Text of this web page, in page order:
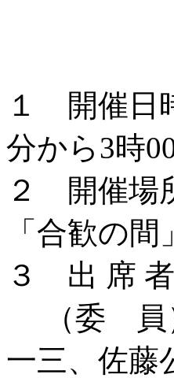
１ 開催日
分から3時
２ 開催場
「合歓の間」
３ 出 席
（委 員）
一三、佐